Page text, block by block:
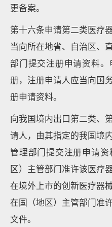
更备案。
第十六条申请第二类医疗
当向所在地省、自治区、
部门提交注册申请资料
册，注册申请人应当向国
册申请资料。
向我国境内出口第二类、
请人，由其指定的我国境
管理部门提交注册申请
区）主管部门准许该医疗
在境外上市的创新医疗器
在国（地区）主管部门准
文件。